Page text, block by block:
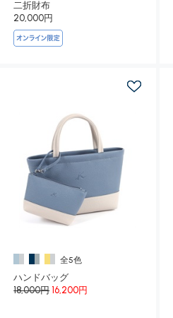
二折財布
20,000円
全5色
ハンドバッグ
18,000円 16,200円